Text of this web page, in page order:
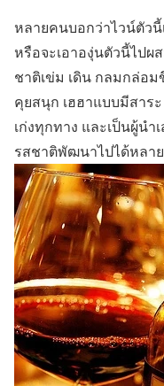
หลายคนบอกว่าไวน์ตัวนี้
หรือจะเอาองุ่นตัวนี้ไปผ
ชาติเข่ม เดิน กลมกล่อม
คุยสนุก เฮฮาแบบมีสาร
เก่งทุกทาง และเป็นผู้น
รสชาติพัฒนาไปได้หลา